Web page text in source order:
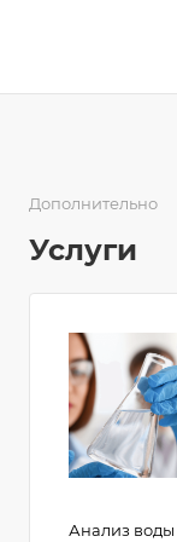
Дополнительно
Услуги
Анализ воды